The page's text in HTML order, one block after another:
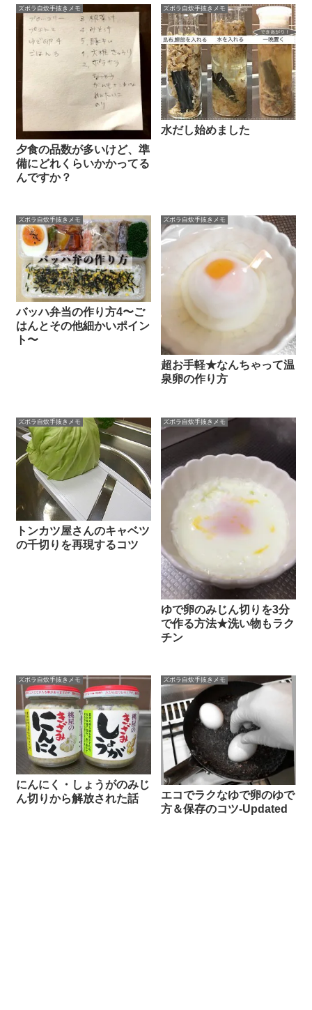
ズボラ自炊手抜きメモ
夕食の品数が多いけど、準
備にどれくらいかかってる
んですか？
ズボラ自炊手抜きメモ
水だし始めました
ズボラ自炊手抜きメモ
バッハ弁当の作り方4〜ご
はんとその他細かいポイン
ト〜
ズボラ自炊手抜きメモ
超お手軽★なんちゃって温
泉卵の作り方
ズボラ自炊手抜きメモ
トンカツ屋さんのキャベツ
の千切りを再現するコツ
ズボラ自炊手抜きメモ
ゆで卵のみじん切りを3分
で作る方法★洗い物もラク
チン
ズボラ自炊手抜きメモ
にんにく・しょうがのみじ
ん切りから解放された話
ズボラ自炊手抜きメモ
エコでラクなゆで卵のゆで
方＆保存のコツ-Updated